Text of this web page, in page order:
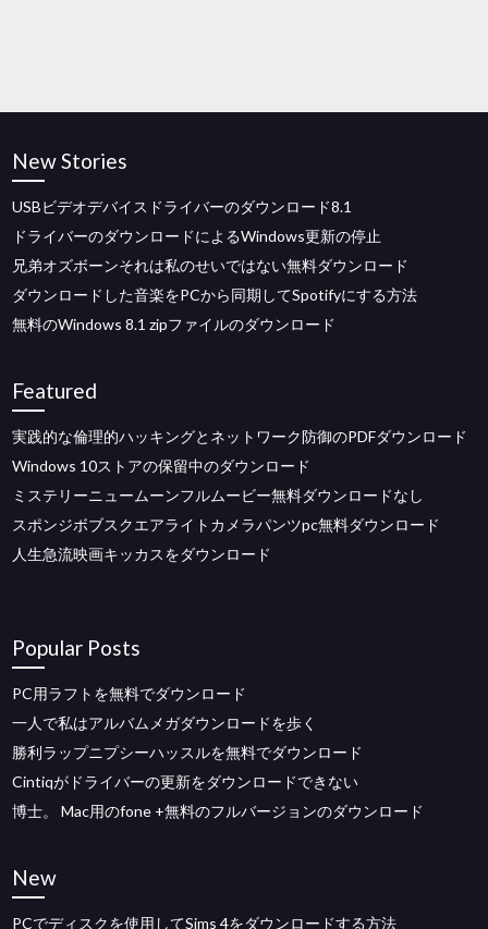
New Stories
USBビデオデバイスドライバーのダウンロード8.1
ドライバーのダウンロードによるWindows更新の停止
兄弟オズボーンそれは私のせいではない無料ダウンロード
ダウンロードした音楽をPCから同期してSpotifyにする方法
無料のWindows 8.1 zipファイルのダウンロード
Featured
実践的な倫理的ハッキングとネットワーク防御のPDFダウンロード
Windows 10ストアの保留中のダウンロード
ミステリーニュームーンフルムービー無料ダウンロードなし
スポンジボブスクエアライトカメラパンツpc無料ダウンロード
人生急流映画キッカスをダウンロード
Popular Posts
PC用ラフトを無料でダウンロード
一人で私はアルバムメガダウンロードを歩く
勝利ラップニプシーハッスルを無料でダウンロード
Cintiqがドライバーの更新をダウンロードできない
博士。 Mac用のfone +無料のフルバージョンのダウンロード
New
PCでディスクを使用してSims 4をダウンロードする方法